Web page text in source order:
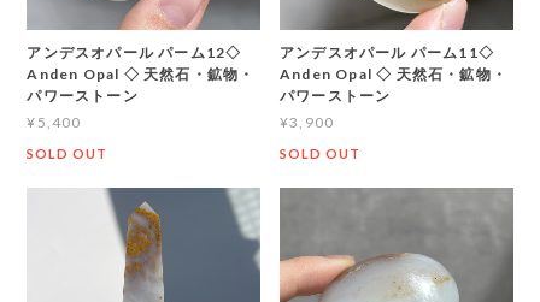
アンデスオパール パーム12◇
Anden Opal ◇ 天然石・鉱物・
パワーストーン
¥5,400
SOLD OUT
アンデスオパール パーム11◇
Anden Opal ◇ 天然石・鉱物・
パワーストーン
¥3,900
SOLD OUT